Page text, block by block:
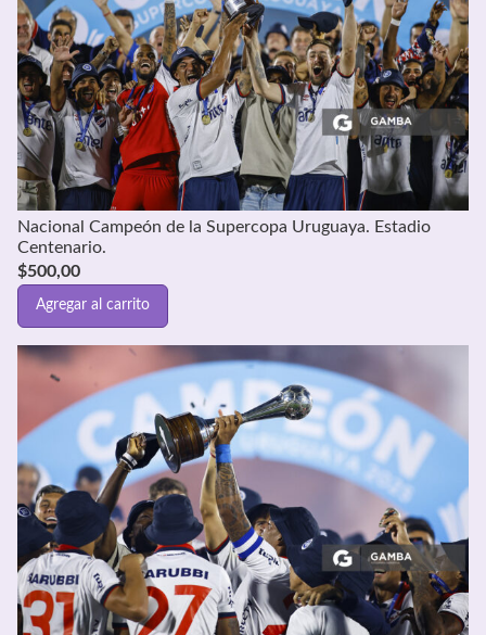
Nacional Campeón de la Supercopa Uruguaya. Estadio
Centenario.
$500,00
Agregar al carrito